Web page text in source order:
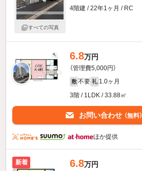
すべての写真
4階建 / 22年1ヶ月 / RC
6.8万円
（管理費5,000円）
敷 不要 礼 1.0ヶ月
3階 / 1LDK / 33.88㎡
お問い合わせ （無料）
ほか提供
新着 6.8万円